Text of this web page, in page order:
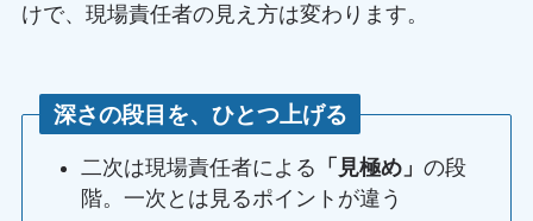
けで、現場責任者の見え方は変わります。
深さの段目を、ひとつ上げる
二次は現場責任者による 「見極め」の段
階。一次とは見るポイントが違う